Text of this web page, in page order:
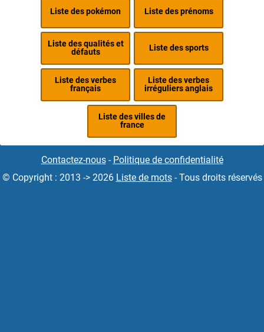
Liste des pokémon Liste des prénoms
Liste des qualités et
défauts
Liste des sports
Liste des verbes
français
Liste des verbes
irréguliers anglais
Liste des villes de
france
Contactez-nous- Politique de confidentialité
© Copyright : 2013 -> 2026 Liste de mots- Tous droits réservés